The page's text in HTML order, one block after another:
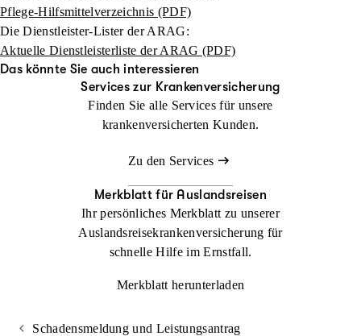
Pflege-Hilfsmittelverzeichnis (PDF)
Die Dienstleister-Lister der ARAG:
Aktuelle Dienstleisterliste der ARAG (PDF)
Das könnte Sie auch interessieren
Services zur Krankenversicherung
Finden Sie alle Services für unsere
krankenversicherten Kunden.
Zu den Services
Merkblatt für Auslandsreisen
Ihr persönliches Merkblatt zu unserer
Auslandsreise­krankenversicherung für
schnelle Hilfe im Ernstfall.
Merkblatt herunterladen
Schadensmeldung und Leistungsantrag